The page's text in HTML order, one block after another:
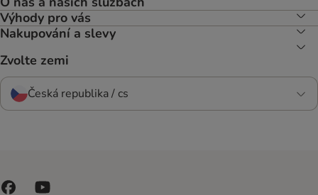
Výhody pro vás
Nakupování a slevy
Zvolte zemi
Česká republika / cs